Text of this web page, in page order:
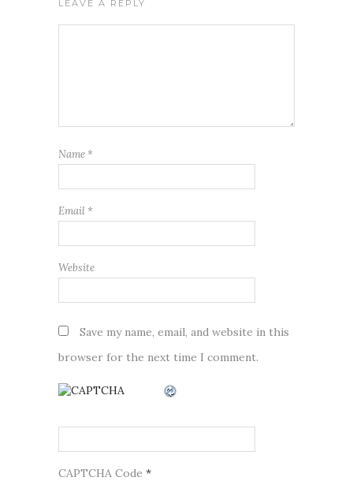
LEAVE A REPLY
Name *
Email *
Website
Save my name, email, and website in this
browser for the next time I comment.
CAPTCHA Code *